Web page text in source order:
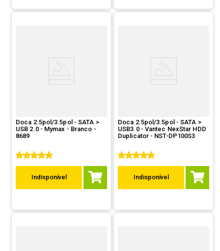
Doca 2.5pol/3.5pol - SATA >
USB 2.0 - Mymax - Branco -
8689
Indisponível
Doca 2.5pol/3.5pol - SATA >
USB3.0 - Vantec NexStar HDD
Duplicator - NST-DP100S3
Indisponível